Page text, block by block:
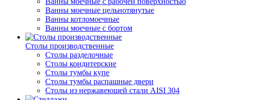
Ванны моечные цельнотянутые
Ванны котломоечные
Ванны моечные с бортом
Столы производственные
Столы разделочные
Столы кондитерские
Столы тумбы купе
Столы тумбы распашные двери
Столы из нержавеющей стали AISI 304